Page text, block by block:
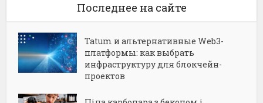
Последнее на сайте
Tatum и альтернативные Web3-
платформы: как выбрать
инфраструктуру для блокчейн-
проектов